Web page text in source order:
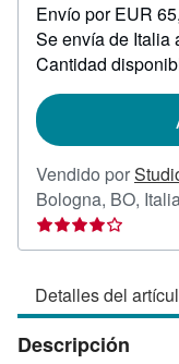
20,00
Envío por EUR
Se envía de Italia
Cantidad
Vendido por
Bologna, BO,
Detalles del
Descripción